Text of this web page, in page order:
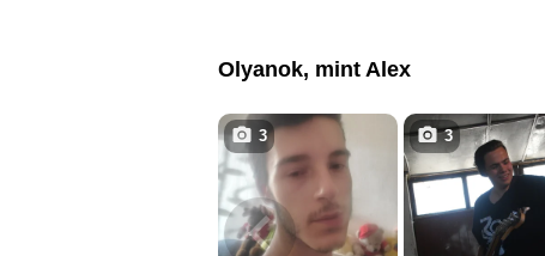
Olyanok, mint Alex
3 3